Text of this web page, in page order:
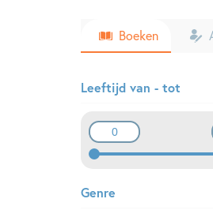
Boeken
Leeftijd van - tot
Genre